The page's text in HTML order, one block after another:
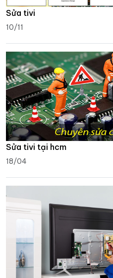
Sửa tivi
10/11
Sửa tivi tại hcm
18/04